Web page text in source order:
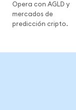
Opera con AGLD y
mercados de
predicción cripto.